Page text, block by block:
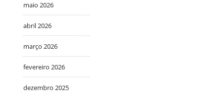
maio 2026
abril 2026
março 2026
fevereiro 2026
dezembro 2025